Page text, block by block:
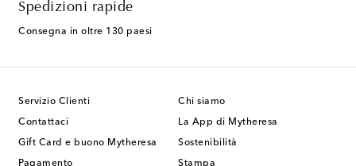
Spedizioni rapide
Consegna in oltre 130 paesi
Servizio Clienti
Contattaci
Gift Card e buono Mytheresa
Pagamento
Chi siamo
La App di Mytheresa
Sostenibilità
Stampa